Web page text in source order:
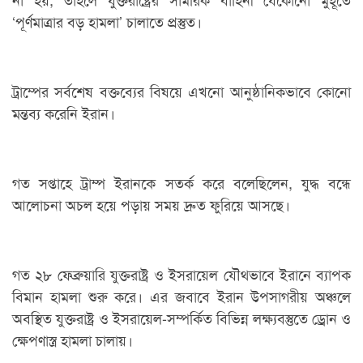
‘পূর্ণমাত্রার বড় হামলা’ চালাতে প্রস্তুত।
ট্রাম্পের সর্বশেষ বক্তব্যের বিষয়ে এখনো আনুষ্ঠানিকভাবে কোনো
মন্তব্য করেনি ইরান।
গত সপ্তাহে ট্রাম্প ইরানকে সতর্ক করে বলেছিলেন, যুদ্ধ বন্ধে
আলোচনা অচল হয়ে পড়ায় সময় দ্রুত ফুরিয়ে আসছে।
গত ২৮ ফেব্রুয়ারি যুক্তরাষ্ট্র ও ইসরায়েল যৌথভাবে ইরানে ব্যাপক
বিমান হামলা শুরু করে। এর জবাবে ইরান উপসাগরীয় অঞ্চলে
অবস্থিত যুক্তরাষ্ট্র ও ইসরায়েল-সম্পর্কিত বিভিন্ন লক্ষ্যবস্তুতে ড্রোন ও
ক্ষেপণাস্ত্র হামলা চালায়।